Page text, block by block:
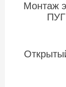
Монтаж